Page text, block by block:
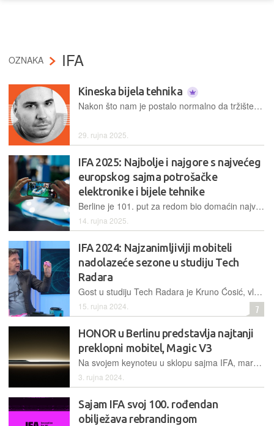
OZNAKA IFA
Kineska bijela tehnika
Nakon što nam je postalo normalno da tržištem mobitela dominiraju kineski proizvođači, počeli smo se privikavati i na brojne kineske brendove automobila. Vrlo brzo, novi će brendovi uređaja dominirati i našim kuhinjama i dnevnim boravcima…
29. rujna 2025.
IFA 2025: Najbolje i najgore s najvećeg
europskog sajma potrošačke
elektronike i bijele tehnike
Berline je 101. put za redom bio domaćin najvećeg europskog sajma novih tehnologija, IFA-e 2025, a u današnjem Tech Radaru donosimo najzanimljivije predstavljene inovacije...
14. rujna 2025.
IFA 2024: Najzanimljiviji mobiteli
nadolazeće sezone u studiju Tech
Radara
Gost u studiju Tech Radara je Kruno Ćosić, vlasnik jedne od najvećih kolekcija mobitela na svijetu - otkriva intrigantne novitete predstavljene nedavno na stotoj IFA-i u Berlinu...
15. rujna 2024. 7
HONOR u Berlinu predstavlja najtanji
preklopni mobitel, Magic V3
Na svojem keynoteu u sklopu sajma IFA, marka će predstaviti svoj najnoviji preklopni telefon i AI tehnologiju te uređaje HONOR MagicPad 2 i HONOR Magicbook Art 14
3. rujna 2024.
Sajam IFA svoj 100. rođendan
obilježava rebrandingom